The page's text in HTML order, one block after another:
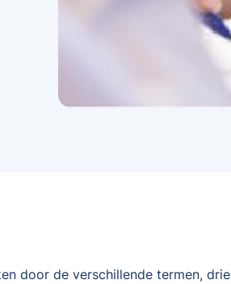
door de verschillende termen, drie